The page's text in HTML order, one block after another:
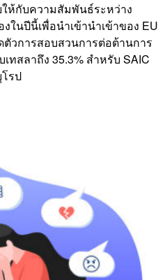
ห้กับความสัมพันธ์ระหว่าง
ในปีนี้เพื่อนำเข้านำเข้าของ EU
วการสอบสวนการต่อต้านการ
สลาถึง 35.3% สำหรับ SAIC
รป